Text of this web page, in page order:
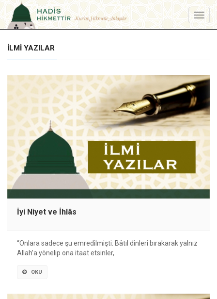
Menu
İLMI YAZILAR
İyi Niyet ve İhlâs
“Onlara sadece şu emredilmişti: Bâtıl dinleri bırakarak yalnız
Allah’a yönelip ona itaat etsinler,
OKU